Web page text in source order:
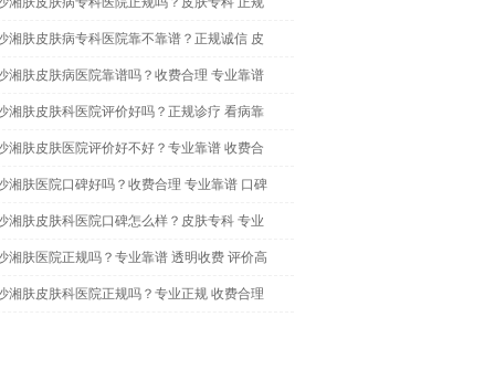
湘肤皮肤病专科医院靠不靠谱？正规诚信 皮
湘肤皮肤病医院靠谱吗？收费合理 专业靠谱
湘肤皮肤科医院评价好吗？正规诊疗 看病靠
湘肤皮肤医院评价好不好？专业靠谱 收费合
湘肤医院口碑好吗？收费合理 专业靠谱 口碑
湘肤皮肤科医院口碑怎么样？皮肤专科 专业
湘肤医院正规吗？专业靠谱 透明收费 评价高
湘肤皮肤科医院正规吗？专业正规 收费合理